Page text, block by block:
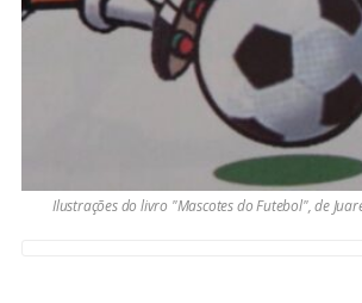
Ilustrações do livro "Mascotes do Futebol", de